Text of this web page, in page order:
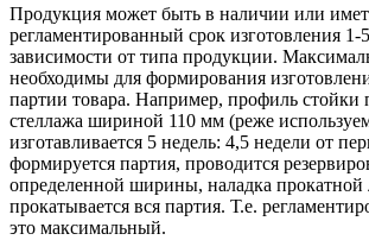
Продукция может быть в наличии или
регламентированный срок изготовления 1-
зависимости от типа продукции.
необходимы для формирования
партии товара. Например, профиль стойки
стеллажа шириной 110 мм (реже
изготавливается 5 недель: 4,5 недели от
формируется партия, проводится
определенной ширины, наладка прокатной
прокатывается вся партия. Т.е.
это максимальный.